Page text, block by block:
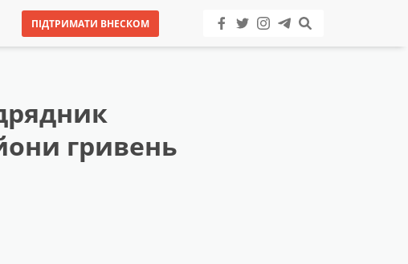
ПІДТРИМАТИ ВНЕСКОМ
гривень